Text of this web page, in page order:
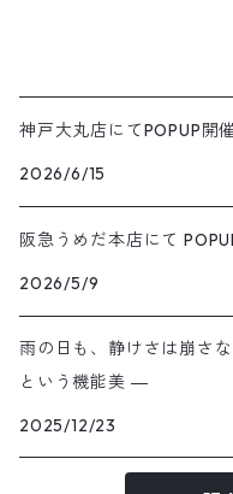
神戸大丸店にてPOPUP開
2026/6/15
阪急うめだ本店にて
2026/5/9
雨の日も、静けさは崩さ
という機能美 ―
2025/12/23